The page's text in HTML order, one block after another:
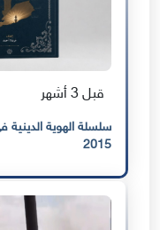
قبل 3 أشهر
سلسلة الهوية
2015